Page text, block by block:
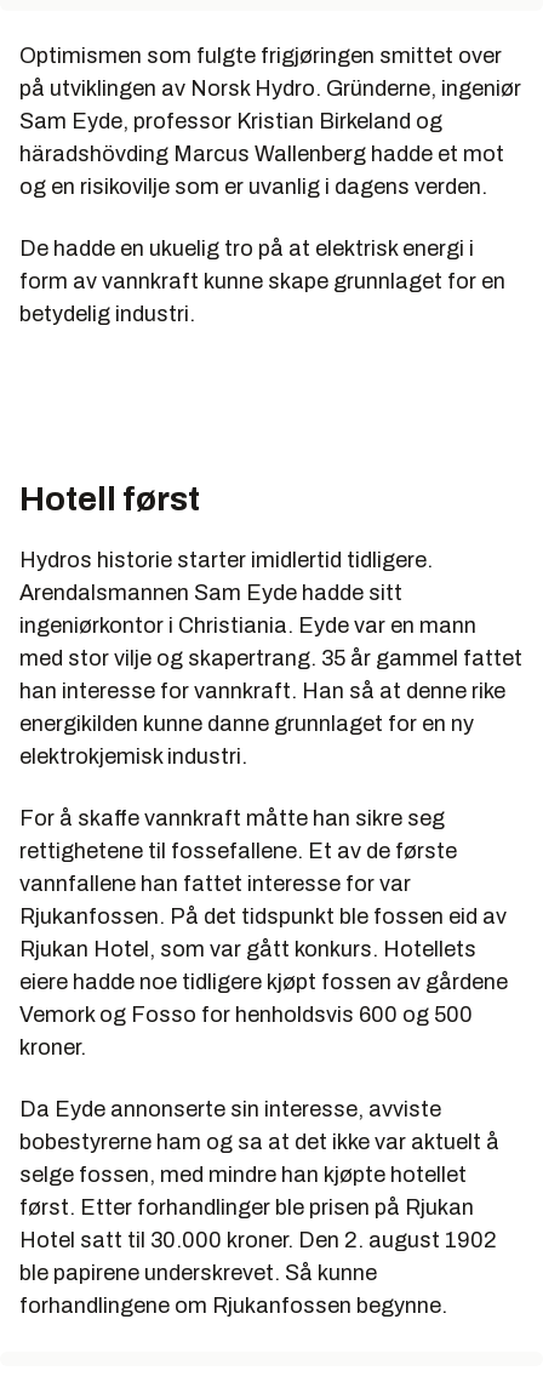
September 1904 Vasmoen v/Arendal prosess med
effekt 1000 hk.
2. mai 1905 Produksjonen starter på Notodden med
effekt 2500 hk.
Paris et des Pays-Bas (Banque Paribas).
2. desember 1905 Sam Eyde sammen med
Wallenberg og franskmannen Moret etablerer Norsk
11. september 1906 Utbyggingen på Rjukan
besluttes. Aksjekapitalen utvides til 34 millioner
Mai 1907 Svælgfos kommer i gang, installert effekt
25 000 hk.
1909 Rjukanbanen klar.
1910 Haber Bosch-prosessen utvikles (fremstilling
av salpeter fra ammoniakk).
aksjemajoriteten i Rjukan fabrikker
8. november 1911 Rjukan fabrikker i gang.
1919 Etablerer en forsøksstasjon på Skøyen i Oslo.
1925 Hydro inngår samarbeid med IG
Farbenindustrie, som får 25 prosent av aksjene og
salg av Hydros produkter internasjonalt.
1. februar 1928 Anleggsarbeidet for Herøya
Fabrikker starter.
12. mai 1929 Produksjonen starter på Herøya.
8. juni 1931 Menstadslaget, arbeidere gjør opprør.
1936 Forsøksproduksjon av fullgjødsel (NPK)
Optimismen som fulgte frigjøringen smittet over
på utviklingen av Norsk Hydro. Gründerne, ingeniør
Sam Eyde, professor Kristian Birkeland og
häradshövding Marcus Wallenberg hadde et mot
og en risikovilje som er uvanlig i dagens verden.
De hadde en ukuelig tro på at elektrisk energi i
form av vannkraft kunne skape grunnlaget for en
betydelig industri.
Hotell først
Hydros historie starter imidlertid tidligere.
Arendalsmannen Sam Eyde hadde sitt
ingeniørkontor i Christiania. Eyde var en mann
med stor vilje og skapertrang. 35 år gammel fattet
han interesse for vannkraft. Han så at denne rike
energikilden kunne danne grunnlaget for en ny
elektrokjemisk industri.
For å skaffe vannkraft måtte han sikre seg
rettighetene til fossefallene. Et av de første
vannfallene han fattet interesse for var
Rjukanfossen. På det tidspunkt ble fossen eid av
Rjukan Hotel, som var gått konkurs. Hotellets
eiere hadde noe tidligere kjøpt fossen av gårdene
Vemork og Fosso for henholdsvis 600 og 500
kroner.
Da Eyde annonserte sin interesse, avviste
bobestyrerne ham og sa at det ikke var aktuelt å
selge fossen, med mindre han kjøpte hotellet
først. Etter forhandlinger ble prisen på Rjukan
Hotel satt til 30.000 kroner. Den 2. august 1902
ble papirene underskrevet. Så kunne
forhandlingene om Rjukanfossen begynne.